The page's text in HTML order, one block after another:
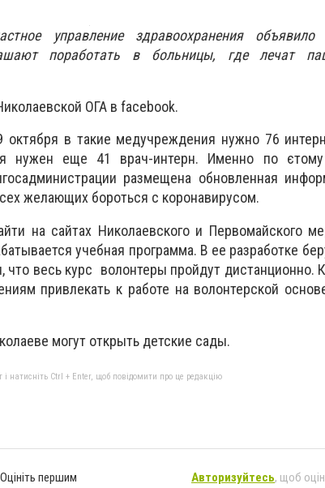
управление здравоохранения
поработать в больницы, где лечат
ОГА в facebook.
октября в такие медучреждения нужно 76
нужен еще 41 врач-интерн. Именно по
размещена обновленная
желающих бороться с коронавирусом.
на сайтах Николаевского и Первомайского
учебная программа. В ее разработке
что весь курс волонтеры пройдут дистанционно.
привлекать к работе на волонтерской
могут открыть детские сады.
натисніть Ctrl + Enter, щоб повідомити про це редакцію
Оцініть першим Авторизуйтесь, щоб